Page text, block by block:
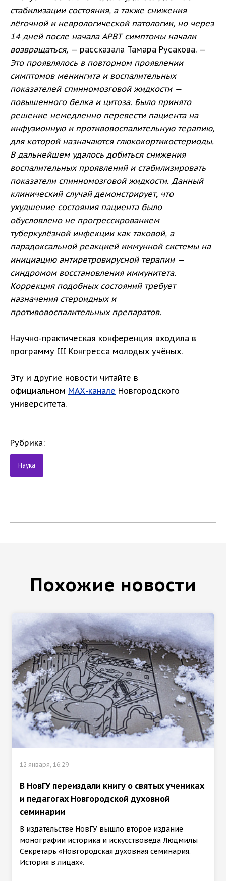
стабилизации состояния, а также снижения
лёгочной и неврологической патологии, но через
14 дней после начала АРВТ симптомы начали
возвращаться, — рассказала Тамара Русакова. —
Это проявлялось в повторном проявлении
симптомов менингита и воспалительных
показателей спинномозговой жидкости —
повышенного белка и цитоза. Было принято
решение немедленно перевести пациента на
инфузионную и противовоспалительную терапию,
для которой назначаются глюкокортикостериоды.
В дальнейшем удалось добиться снижения
воспалительных проявлений и стабилизировать
показатели спинномозговой жидкости. Данный
клинический случай демонстрирует, что
ухудшение состояния пациента было
обусловлено не прогрессированием
туберкулёзной инфекции как таковой, а
парадоксальной реакцией иммунной системы на
инициацию антиретровирусной терапии —
синдромом восстановления иммунитета.
Коррекция подобных состояний требует
назначения стероидных и
противовоспалительных препаратов.
Научно-практическая конференция входила в
программу III Конгресса молодых учёных.
Эту и другие новости читайте в
официальном МАХ-канале Новгородского
университета.
Рубрика:
Наука
Похожие новости
12 января, 16:29
В НовГУ переиздали книгу о святых учениках
и педагогах Новгородской духовной
семинарии
В издательстве НовГУ вышло второе издание
монографии историка и искусствоведа Людмилы
Секретарь «Новгородская духовная семинария.
История в лицах».